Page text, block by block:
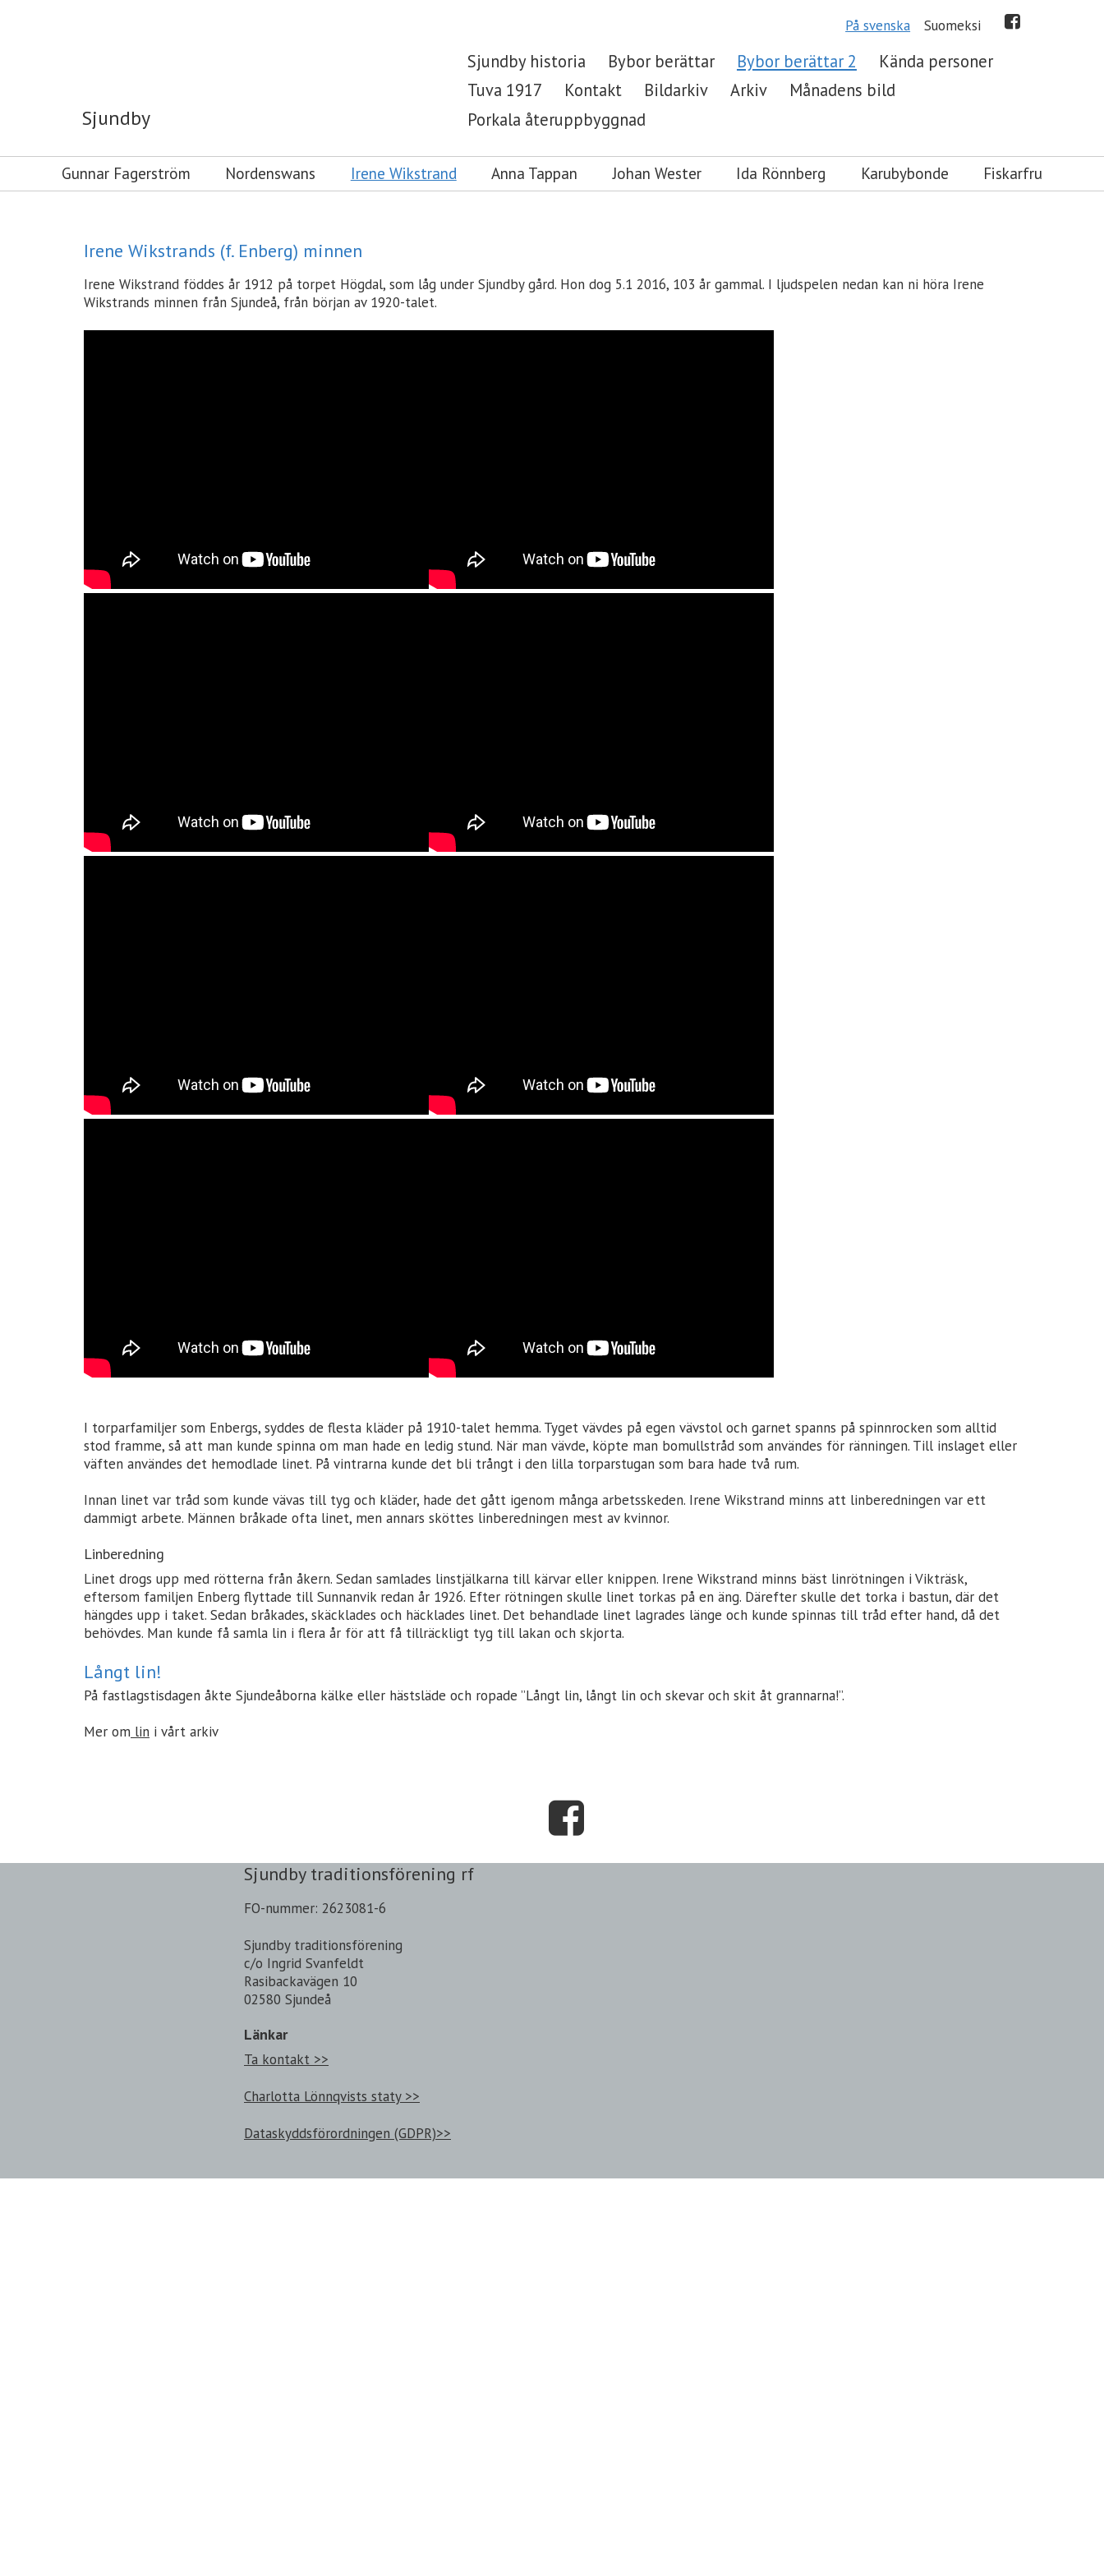
Sjundby
På svenska Suomeksi
Sjundby historia Bybor berättar Bybor berättar 2
Kända personer
Tuva 1917
Kontakt Bildarkiv Arkiv
Månadens bild
Porkala återuppbyggnad
Gunnar Fagerström Nordenswans Irene Wikstrand Anna Tappan Johan Wester Ida Rönnberg Karubybonde Fiskarfru
Irene Wikstrands (f. Enberg) minnen
Irene Wikstrand föddes år 1912 på torpet Högdal, som låg under Sjundby gård. Hon dog 5.1 2016, 103 år gammal. I ljudspelen nedan kan ni höra Irene
Wikstrands minnen från Sjundeå, från början av 1920-talet.
I torparfamiljer som Enbergs, syddes de flesta kläder på 1910-talet hemma. Tyget vävdes på egen vävstol och garnet spanns på spinnrocken som alltid
stod framme, så att man kunde spinna om man hade en ledig stund. När man vävde, köpte man bomullstråd som användes för ränningen. Till inslaget eller
väften användes det hemodlade linet. På vintrarna kunde det bli trångt i den lilla torparstugan som bara hade två rum.
Innan linet var tråd som kunde vävas till tyg och kläder, hade det gått igenom många arbetsskeden. Irene Wikstrand minns att linberedningen var ett
dammigt arbete. Männen bråkade ofta linet, men annars sköttes linberedningen mest av kvinnor.
Linberedning
Linet drogs upp med rötterna från åkern. Sedan samlades linstjälkarna till kärvar eller knippen. Irene Wikstrand minns bäst linrötningen i Vikträsk,
eftersom familjen Enberg flyttade till Sunnanvik redan år 1926. Efter rötningen skulle linet torkas på en äng. Därefter skulle det torka i bastun, där det
hängdes upp i taket. Sedan bråkades, skäcklades och häcklades linet. Det behandlade linet lagrades länge och kunde spinnas till tråd efter hand, då det
behövdes. Man kunde få samla lin i flera år för att få tillräckligt tyg till lakan och skjorta.
Långt lin!
På fastlagstisdagen åkte Sjundeåborna kälke eller hästsläde och ropade ”Långt lin, långt lin och skevar och skit åt grannarna!”.
Mer om lin i vårt arkiv
Sjundby traditionsförening rf
FO-nummer: 2623081-6
Sjundby traditionsförening
c/o Ingrid Svanfeldt
Rasibackavägen 10
02580 Sjundeå
Länkar
Ta kontakt >>
Charlotta Lönnqvists staty >>
Dataskyddsförordningen (GDPR)>>